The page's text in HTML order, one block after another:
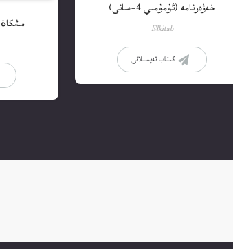
خەۋەرنامە (ئۇمۇمىي 4-سانى)
Elkitab
كىتاب تەپسىلاتى